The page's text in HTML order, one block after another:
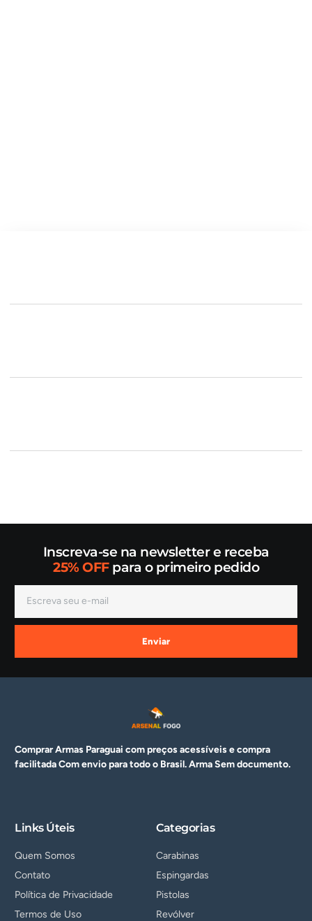
Inscreva-se na newsletter e receba
25% OFFpara o primeiro pedido
Enviar
Comprar Armas Paraguai com preços acessíveis e compra
facilitada Com envio para todo o Brasil. ArmaSem documento.
Links Úteis
Quem Somos
Contato
Política de Privacidade
Termos de Uso
Categorias
Carabinas
Espingardas
Pistolas
Revólver